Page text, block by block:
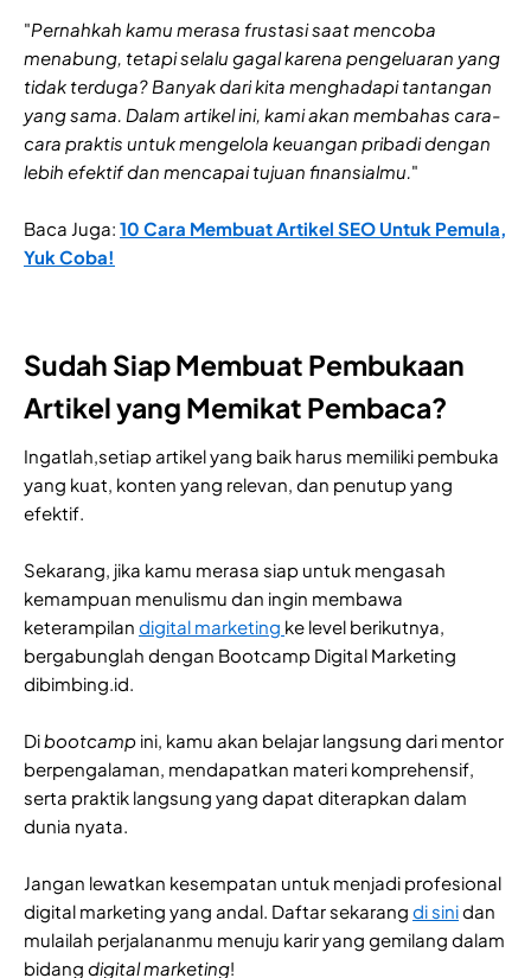
"Pernahkah kamu merasa frustasi saat mencoba
menabung, tetapi selalu gagal karena pengeluaran yang
tidak terduga? Banyak dari kita menghadapi tantangan
yang sama. Dalam artikel ini, kami akan membahas cara-
cara praktis untuk mengelola keuangan pribadi dengan
lebih efektif dan mencapai tujuan finansialmu."
Baca Juga: 10 Cara Membuat Artikel SEO Untuk Pemula,
Yuk Coba!
Sudah Siap Membuat Pembukaan
Artikel yang Memikat Pembaca?
Ingatlah,setiap artikel yang baik harus memiliki pembuka
yang kuat, konten yang relevan, dan penutup yang
efektif.
Sekarang, jika kamu merasa siap untuk mengasah
kemampuan menulismu dan ingin membawa
keterampilan digital marketing ke level berikutnya,
bergabunglah dengan Bootcamp Digital Marketing
dibimbing.id.
Dibootcamp ini, kamu akan belajar langsung dari mentor
berpengalaman, mendapatkan materi komprehensif,
serta praktik langsung yang dapat diterapkan dalam
dunia nyata.
Jangan lewatkan kesempatan untuk menjadi profesional
digital marketing yang andal. Daftar sekarang di sinidan
mulailah perjalananmu menuju karir yang gemilang dalam
bidang digital marketing!